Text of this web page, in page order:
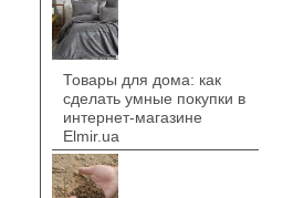
Товары для дома: как
сделать умные покупки в
интернет-магазине
Elmir.ua